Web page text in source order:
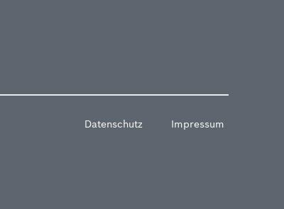
Datenschutz Impressum